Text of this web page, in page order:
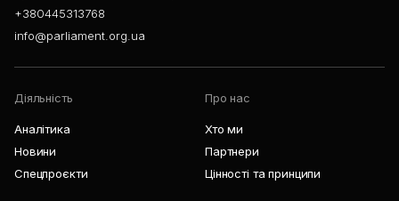
+380445313768
info@parliament.org.ua
Діяльність
Аналітика
Новини
Спецпроєкти
Про нас
Хто ми
Партнери
Цінності та принципи